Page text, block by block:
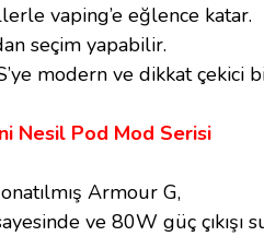
vaping’e eğlence katar.
seçim yapabilir.
modern ve dikkat çekici
Nesil Pod Mod Serisi
Armour G,
ve 80W güç çıkışı